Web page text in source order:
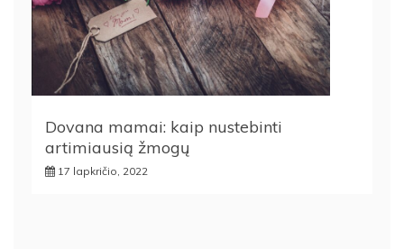
Dovana mamai: kaip nustebinti
artimiausią žmogų
17 lapkričio, 2022